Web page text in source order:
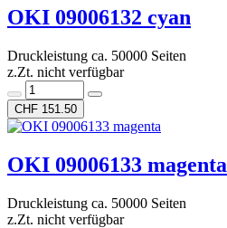
OKI 09006132 cyan
Druckleistung ca. 50000 Seiten
z.Zt. nicht verfügbar
CHF 151.50
OKI 09006133 magenta
Druckleistung ca. 50000 Seiten
z.Zt. nicht verfügbar